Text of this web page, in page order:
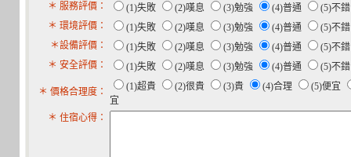
＊ 服務評價：
(1)失敗 (2)嘆息 (3)勉強 (4)普通
(5)不
＊ 環境評價：
(1)失敗 (2)嘆息 (3)勉強 (4)普通
(5)不
＊設備評價：
(1)失敗 (2)嘆息 (3)勉強 (4)普通
(5)不
＊ 安全評價：
(1)失敗 (2)嘆息 (3)勉強 (4)普通 (5)不
＊ 價格合理度： (1)超貴 (2)很貴 (3)貴 (4)合理
(5)便宜
宜
＊ 住宿心得：